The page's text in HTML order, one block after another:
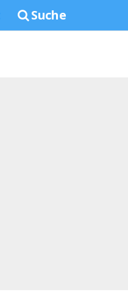
Suche